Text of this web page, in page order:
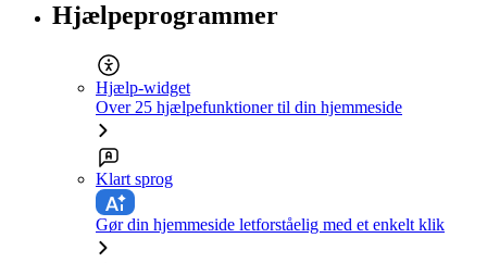
Hjælpeprogrammer
Hjælp-widget
Over 25 hjælpefunktioner til din hjemmeside
Klart sprog
Gør din hjemmeside letforståelig med et enkelt klik